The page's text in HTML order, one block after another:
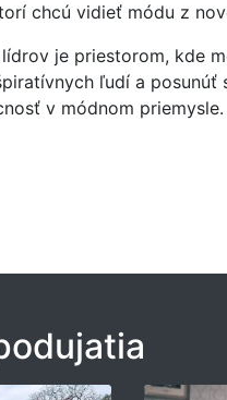
chcú vidieť módu z
je priestorom, kde
ľudí a posunúť
v módnom priemysle.